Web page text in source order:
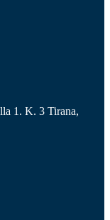
1. K. 3 Tirana,